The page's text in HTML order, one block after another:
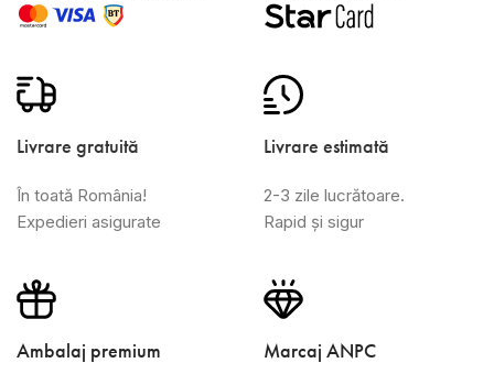
Livrare gratuită
În toată România!
Expedieri asigurate
Livrare estimată
2-3 zile lucrătoare.
Rapid și sigur
Ambalaj premium Marcaj ANPC